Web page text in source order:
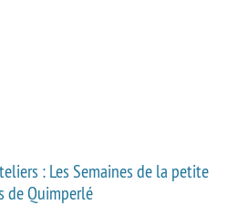
: Les Semaines de la petite
de Quimperlé